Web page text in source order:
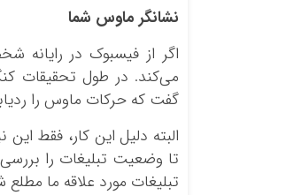
نشانگر ماوس شما
اگر از فیسبوک در رایانه
گفت که حرکات ماوس را
البته دلیل این کار، فقط
تا وضعیت تبلیغات را
تبلیغات مورد علاقه ما مطلع